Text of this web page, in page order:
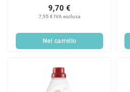
7,95 € IVA esclusa
9,70 €
Nel carrello